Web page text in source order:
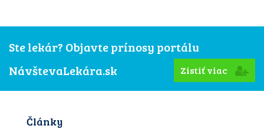
Ste lekár? Objavte prínosy portálu
NávštevaLekára.sk
Zistiť viac
Články